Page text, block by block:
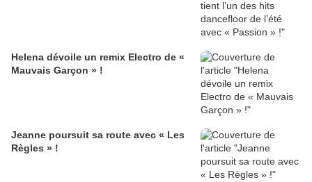
Helena dévoile un remix Electro de «
Mauvais Garçon » !
Jeanne poursuit sa route avec « Les
Règles » !